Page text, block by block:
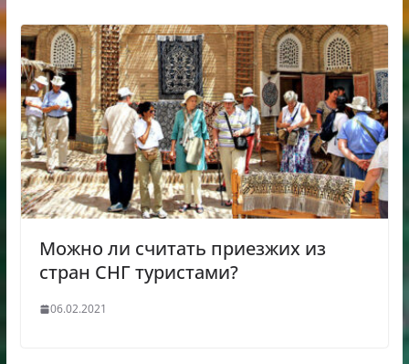
Можно ли считать приезжих из
стран СНГ туристами?
06.02.2021